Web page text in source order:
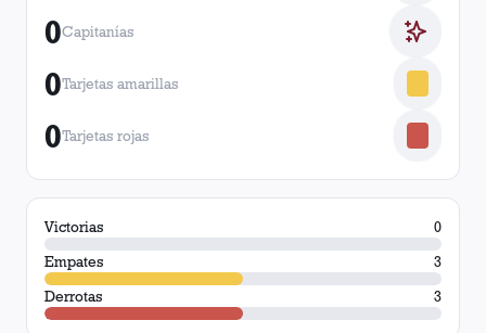
0Capitanías
0Tarjetas amarillas
0Tarjetas rojas
Victorias
0
Empates
3
Derrotas
3